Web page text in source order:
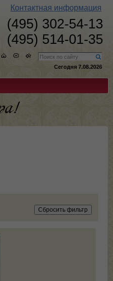
Контактная информация
(495) 302-54-13
(495) 514-01-35
Сегодня 7.08.2026